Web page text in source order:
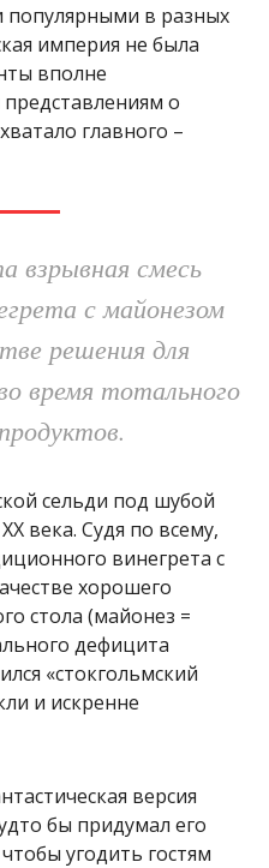
в разных
империя не была
вполне
о
главного –
взрывная смесь
с майонезом
решения для
время тотального
сельди под шубой
века. Судя по всему,
винегрета с
хорошего
стола (майонез =
дефицита
«стокгольмский
и искренне
версия
бы придумал его
угодить гостям